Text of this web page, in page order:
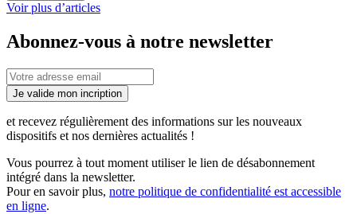
Voir plus d’articles
Abonnez-vous à notre newsletter
Je valide mon incription
et recevez régulièrement des informations sur les nouveaux
dispositifs et nos dernières actualités !
Vous pourrez à tout moment utiliser le lien de désabonnement
intégré dans la newsletter.
Pour en savoir plus, notre politique de confidentialité est accessible
en ligne.